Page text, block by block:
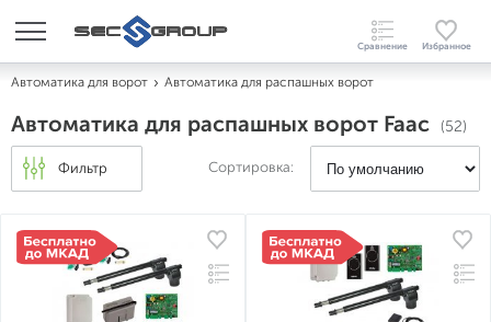
Автоматика для ворот Автоматика для распашных ворот
Автоматика для распашных ворот Faac (52)
Фильтр Сортировка: